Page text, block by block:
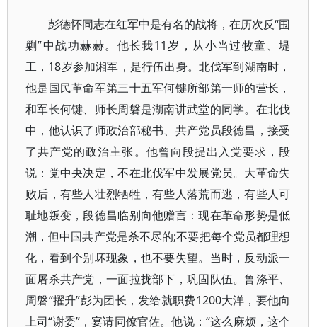
彭德怀同志在红军中是有名的战将，在历次反“围
剿”中战功赫赫。他长我11岁，从小当过牧童、堤
工，18岁参加湘军，是行伍出身。北伐军到湖南时，
他是国民革命军第三十五军何键所部第一师的营长，
和军长何键、师长周磐是湖南讲武堂的同学。在北伐
中，他认识了师政治部秘书、共产党员段德昌，接受
了共产党的政治主张。他曾向段提出入党要求，段
说：党中央决定，不在北伐军中发展党员。大革命失
败后，有些人壮烈牺牲，有些人落荒而逃，有些人可
耻地叛变，段德昌临别向他赠言：现在革命形势是低
潮，但中国共产党是杀不尽的;不要把每个党员都理想
化，看到个别坏现象，也不要失望。当时，反动派一
面屠杀共产党，一面拉拢部下，巩固队伍。鲁涤平、
周磐“擢升”彭为团长，发给就职费1200大洋，要他向
上司“谢委”，宴请同僚官佐。他说：“这么麻烦，这个